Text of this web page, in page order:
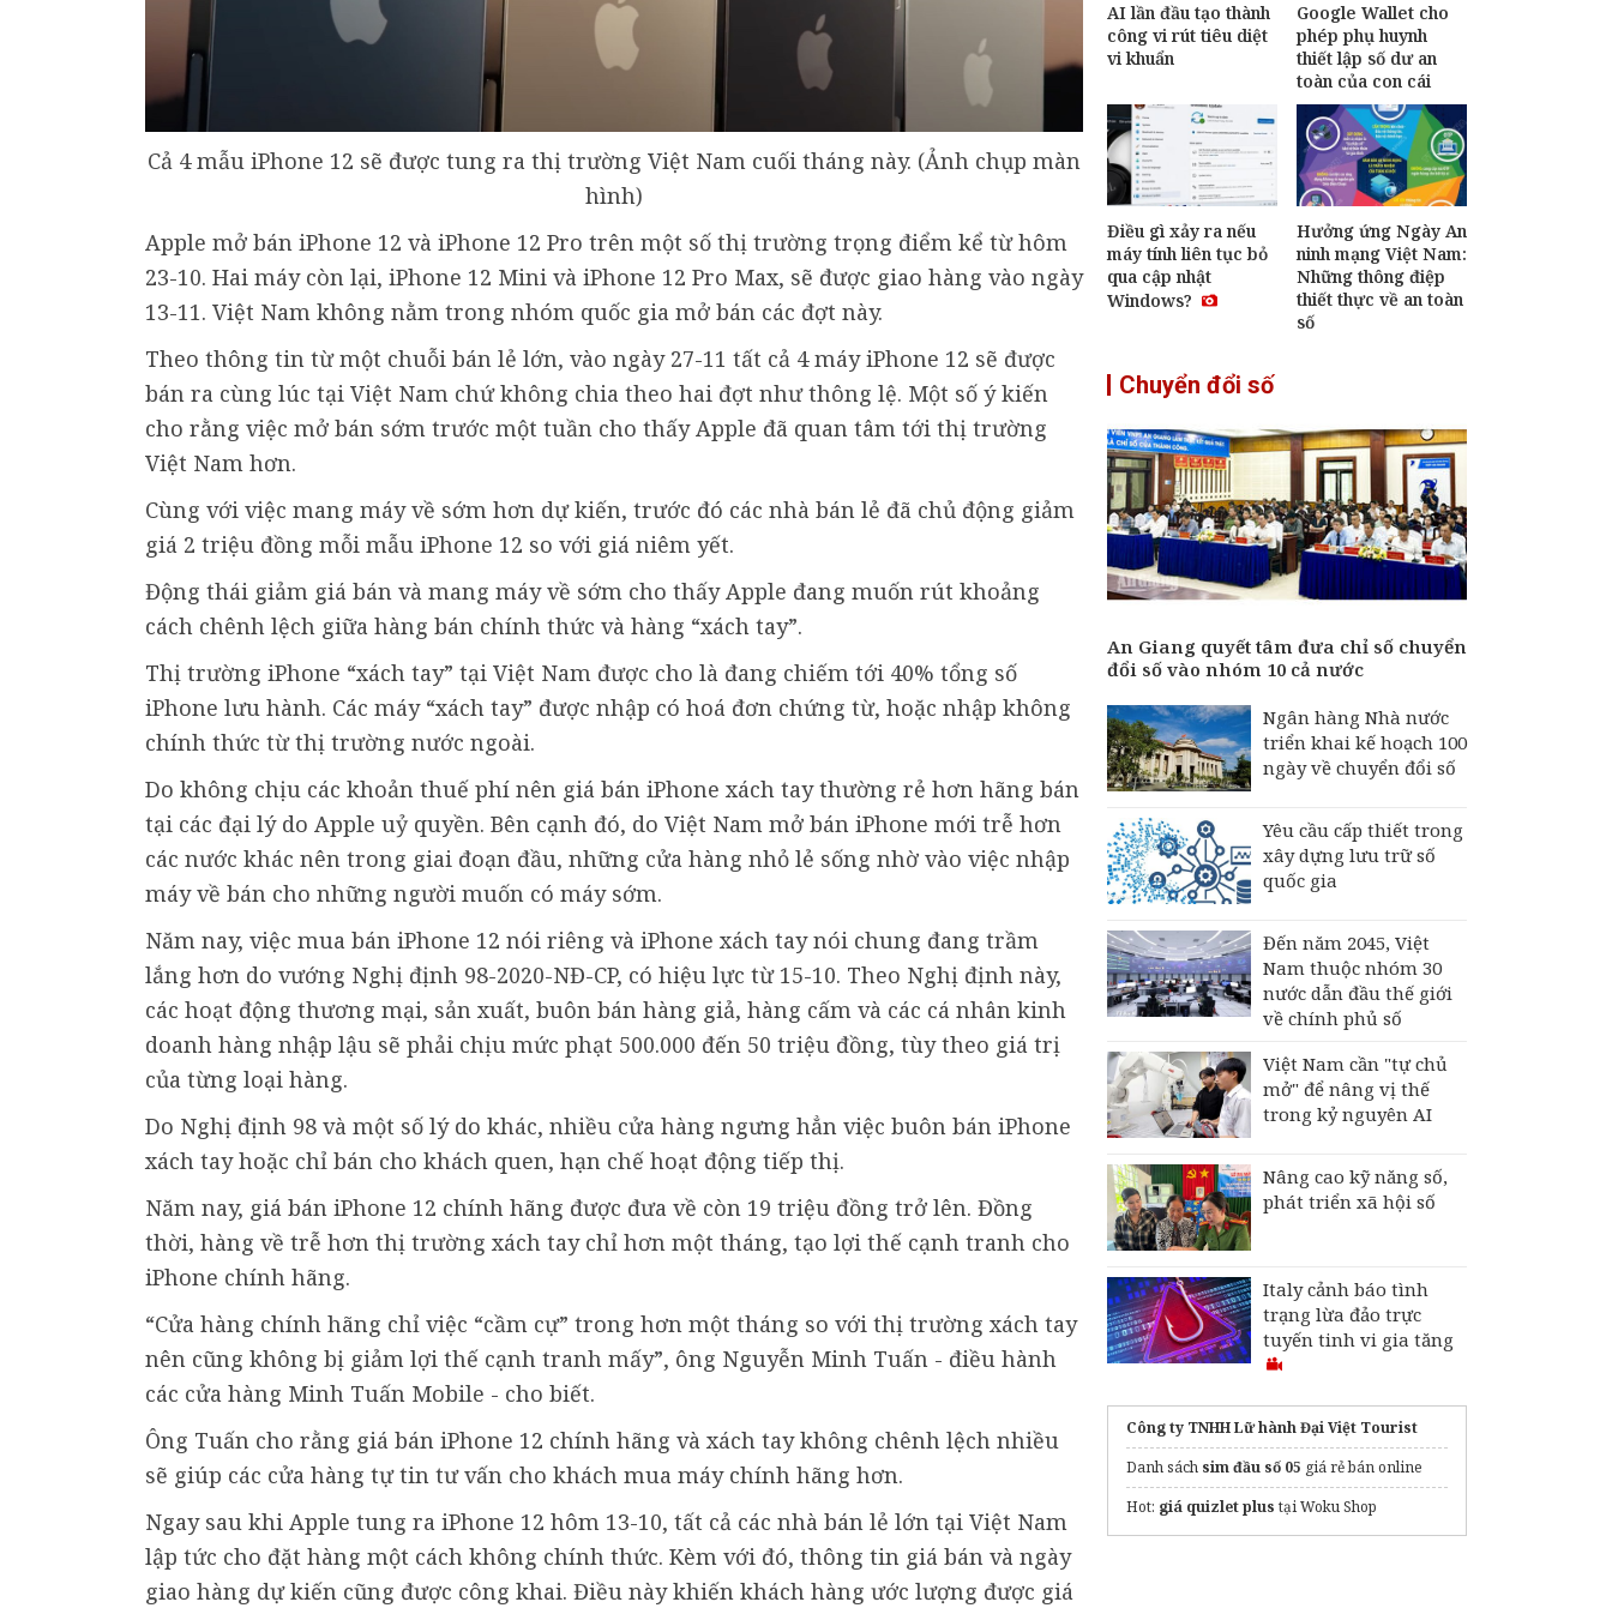
Cả 4 mẫu iPhone 12 sẽ được tung ra thị trường Việt Nam cuối tháng này. (Ảnh chụp màn
hình)
Apple mở bán iPhone 12 và iPhone 12 Pro trên một số thị trường trọng điểm kể từ hôm
23-10. Hai máy còn lại, iPhone 12 Mini và iPhone 12 Pro Max, sẽ được giao hàng vào ngày
13-11. Việt Nam không nằm trong nhóm quốc gia mở bán các đợt này.
Theo thông tin từ một chuỗi bán lẻ lớn, vào ngày 27-11 tất cả 4 máy iPhone 12 sẽ được
bán ra cùng lúc tại Việt Nam chứ không chia theo hai đợt như thông lệ. Một số ý kiến
cho rằng việc mở bán sớm trước một tuần cho thấy Apple đã quan tâm tới thị trường
Việt Nam hơn.
Cùng với việc mang máy về sớm hơn dự kiến, trước đó các nhà bán lẻ đã chủ động giảm
giá 2 triệu đồng mỗi mẫu iPhone 12 so với giá niêm yết.
Động thái giảm giá bán và mang máy về sớm cho thấy Apple đang muốn rút khoảng
cách chênh lệch giữa hàng bán chính thức và hàng “xách tay”.
Thị trường iPhone “xách tay” tại Việt Nam được cho là đang chiếm tới 40% tổng số
iPhone lưu hành. Các máy “xách tay” được nhập có hoá đơn chứng từ, hoặc nhập không
chính thức từ thị trường nước ngoài.
Do không chịu các khoản thuế phí nên giá bán iPhone xách tay thường rẻ hơn hãng bán
tại các đại lý do Apple uỷ quyền. Bên cạnh đó, do Việt Nam mở bán iPhone mới trễ hơn
các nước khác nên trong giai đoạn đầu, những cửa hàng nhỏ lẻ sống nhờ vào việc nhập
máy về bán cho những người muốn có máy sớm.
Năm nay, việc mua bán iPhone 12 nói riêng và iPhone xách tay nói chung đang trầm
lắng hơn do vướng Nghị định 98-2020-NĐ-CP, có hiệu lực từ 15-10. Theo Nghị định này,
các hoạt động thương mại, sản xuất, buôn bán hàng giả, hàng cấm và các cá nhân kinh
doanh hàng nhập lậu sẽ phải chịu mức phạt 500.000 đến 50 triệu đồng, tùy theo giá trị
của từng loại hàng.
Do Nghị định 98 và một số lý do khác, nhiều cửa hàng ngưng hẳn việc buôn bán iPhone
xách tay hoặc chỉ bán cho khách quen, hạn chế hoạt động tiếp thị.
Năm nay, giá bán iPhone 12 chính hãng được đưa về còn 19 triệu đồng trở lên. Đồng
thời, hàng về trễ hơn thị trường xách tay chỉ hơn một tháng, tạo lợi thế cạnh tranh cho
iPhone chính hãng.
“Cửa hàng chính hãng chỉ việc “cầm cự” trong hơn một tháng so với thị trường xách tay
nên cũng không bị giảm lợi thế cạnh tranh mấy”, ông Nguyễn Minh Tuấn - điều hành
các cửa hàng Minh Tuấn Mobile - cho biết.
Ông Tuấn cho rằng giá bán iPhone 12 chính hãng và xách tay không chênh lệch nhiều
sẽ giúp các cửa hàng tự tin tư vấn cho khách mua máy chính hãng hơn.
Ngay sau khi Apple tung ra iPhone 12 hôm 13-10, tất cả các nhà bán lẻ lớn tại Việt Nam
lập tức cho đặt hàng một cách không chính thức. Kèm với đó, thông tin giá bán và ngày
giao hàng dự kiến cũng được công khai. Điều này khiến khách hàng ước lượng được giá
AI lần đầu tạo thành
công vi rút tiêu diệt
vi khuẩn
Google Wallet cho
phép phụ huynh
thiết lập số dư an
toàn của con cái
Điều gì xảy ra nếu
máy tính liên tục bỏ
qua cập nhật
Windows?
Hưởng ứng Ngày An
ninh mạng Việt Nam:
Những thông điệp
thiết thực về an toàn
số
Chuyển đổi số
An Giang quyết tâm đưa chỉ số chuyển
đổi số vào nhóm 10 cả nước
Ngân hàng Nhà nước
triển khai kế hoạch 100
ngày về chuyển đổi số
Yêu cầu cấp thiết trong
xây dựng lưu trữ số
quốc gia
Đến năm 2045, Việt
Nam thuộc nhóm 30
nước dẫn đầu thế giới
về chính phủ số
Việt Nam cần "tự chủ
mở" để nâng vị thế
trong kỷ nguyên AI
Nâng cao kỹ năng số,
phát triển xã hội số
Italy cảnh báo tình
trạng lừa đảo trực
tuyến tinh vi gia tăng
Công ty TNHH Lữ hành Đại Việt Tourist
Danh sách sim đầu số 05 giá rẻ bán online
Hot: giá quizlet plus tại Woku Shop